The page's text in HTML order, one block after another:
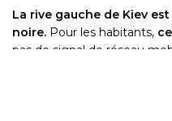
La rive gauche de Kiev
noire. Pour les habitants,
pas de signal de réseau